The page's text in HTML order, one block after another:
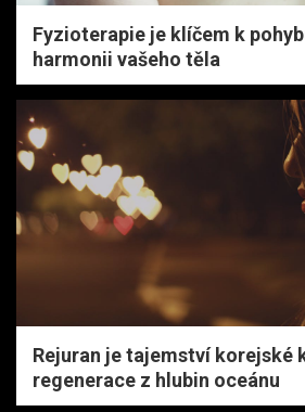
Fyzioterapie je klíčem k
harmonii vašeho těla
Rejuran je tajemství korejské
regenerace z hlubin oceánu